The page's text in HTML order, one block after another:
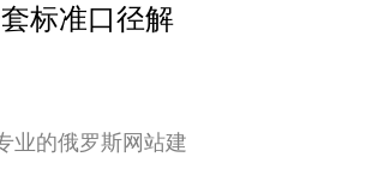
标准口径解
业的俄罗斯网站建